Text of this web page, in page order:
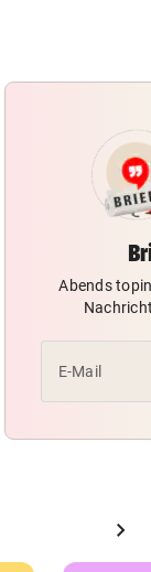
Abends
E-Mail
chevron_right